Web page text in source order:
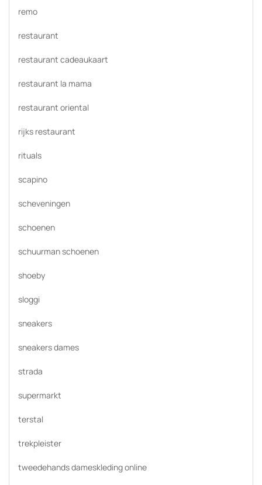
remo
restaurant
restaurant cadeaukaart
restaurant la mama
restaurant oriental
rijks restaurant
rituals
scapino
scheveningen
schoenen
schuurman schoenen
shoeby
sloggi
sneakers
sneakers dames
strada
supermarkt
terstal
trekpleister
tweedehands dameskleding online